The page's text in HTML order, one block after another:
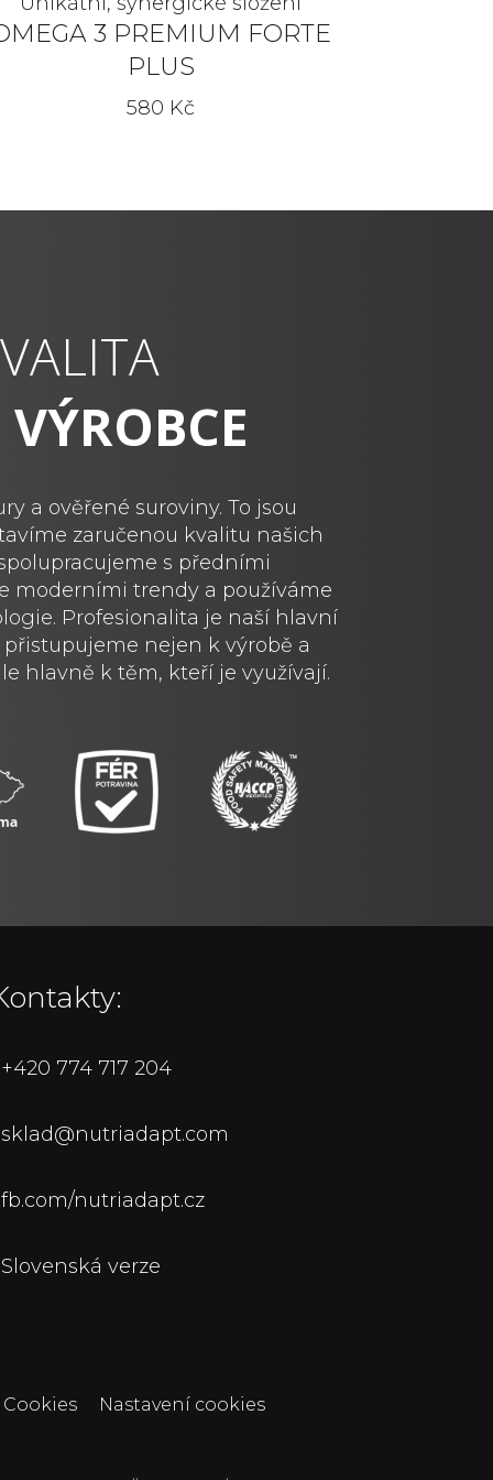
3 PREMIUM FORTE
PLUS
580 Kč
a ověřené suroviny. To jsou
zaručenou kvalitu našich
s předními
moderními trendy a používáme
Profesionalita je naší hlavní
nejen k výrobě a
hlavně k těm, kteří je využívají.
+420 774 717 204
sklad@nutriadapt.com
fb.com/nutriadapt.cz
Slovenská verze
Cookies Nastavení cookies